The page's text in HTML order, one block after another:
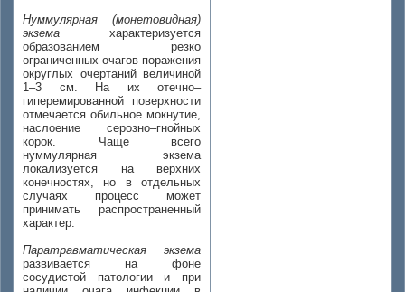
Нуммулярная (монетовидная)
экзема характеризуется
образованием резко
ограниченных очагов поражения
округлых очертаний величиной
1–3 см. На их отечно–
гиперемированной поверхности
отмечается обильное мокнутие,
наслоение серозно–гнойных
корок. Чаще всего
нуммулярная экзема
локализуется на верхних
конечностях, но в отдельных
случаях процесс может
принимать распространенный
характер.
Паратравматическая экзема
развивается на фоне
сосудистой патологии и при